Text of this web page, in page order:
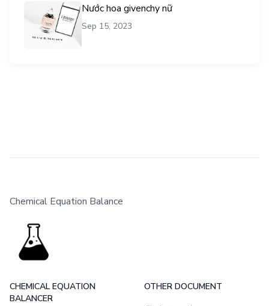
Nước hoa givenchy nữ
Sep 15, 2023
Chemical Equation Balance
CHEMICAL EQUATION
BALANCER
OTHER DOCUMENT